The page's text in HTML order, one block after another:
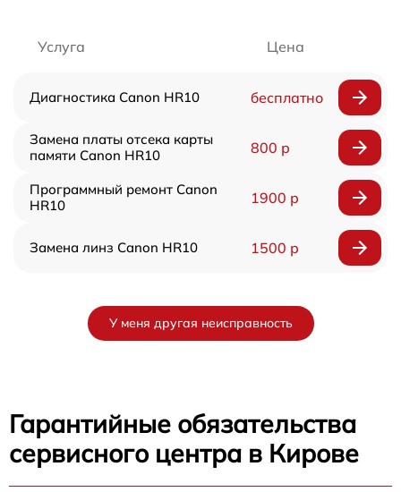
Услуга Цена
Диагностика Canon HR10 бесплатно
Замена платы отсека карты
памяти Canon HR10
800 р
Программный ремонт Canon
HR10
1900 р
Замена линз Canon HR10 1500 р
У меня другая неисправность
Гарантийные обязательства
сервисного центра в Кирове